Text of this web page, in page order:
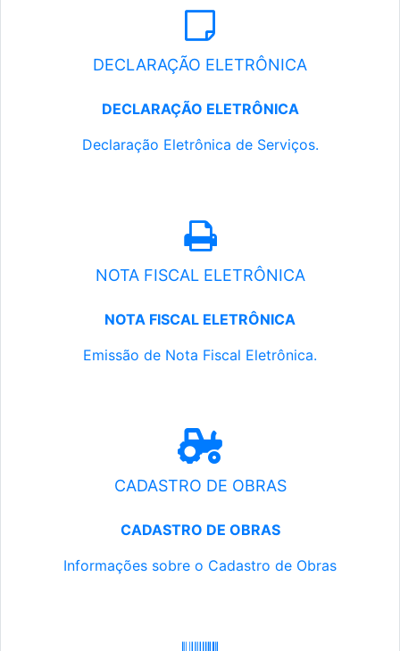
DECLARAÇÃO ELETRÔNICA
DECLARAÇÃO ELETRÔNICA
Declaração Eletrônica de Serviços.
NOTA FISCAL ELETRÔNICA
NOTA FISCAL ELETRÔNICA
Emissão de Nota Fiscal Eletrônica.
CADASTRO DE OBRAS
CADASTRO DE OBRAS
Informações sobre o Cadastro de Obras